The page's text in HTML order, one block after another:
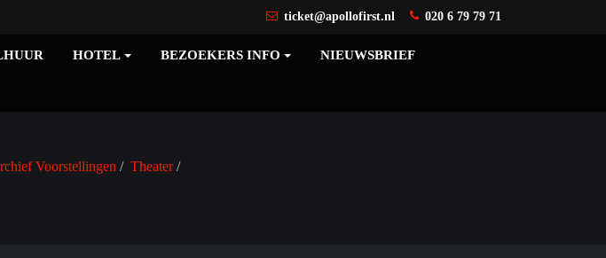
ticket@apollofirst.nl 020 6 79 79 71
HOTEL BEZOEKERS INFO NIEUWSBRIEF
Voorstellingen Theater